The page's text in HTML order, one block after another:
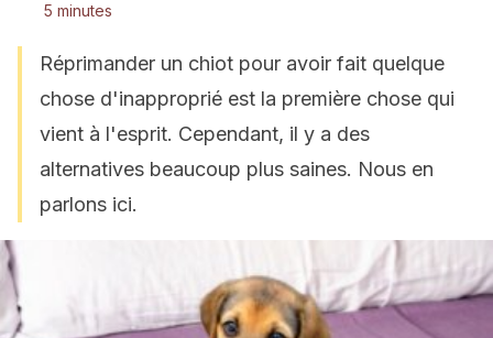
5 minutes
Réprimander un chiot pour avoir fait quelque
chose d'inapproprié est la première chose qui
vient à l'esprit. Cependant, il y a des
alternatives beaucoup plus saines. Nous en
parlons ici.